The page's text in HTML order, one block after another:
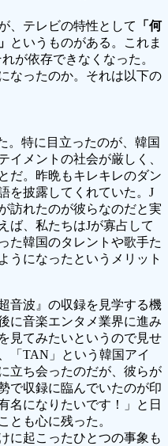
、テレビの特性として
「何
というものがある。これま
が依存できなくなった。
なったのか。それは以下の
。特に目立ったのが、韓国
イメントの社会が厳しく、
だ。昨晩もキレキレのダン
を披露してくれていた。J
訪れたのが彼らなのだと実
ば、私たちはJが寡占して
た韓国のタレントや歌手た
うになったというメリット
音波』の収録を見学する機
に音楽エンタメ業界に進み
見てみたいというので見せ
「TAN」という韓国アイ
立ち会ったのだが、彼らが
で収録に臨んでいたのが印
名になりたいです！」と日
とも心に残った。
に起こったひとつの事象も